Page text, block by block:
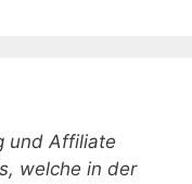
und Affiliate
welche in der